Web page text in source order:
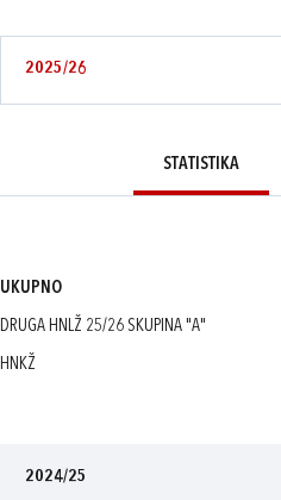
2025/26
STATISTIKA
UKUPNO
DRUGA HNLŽ 25/26 SKUPINA "A"
HNKŽ
2024/25